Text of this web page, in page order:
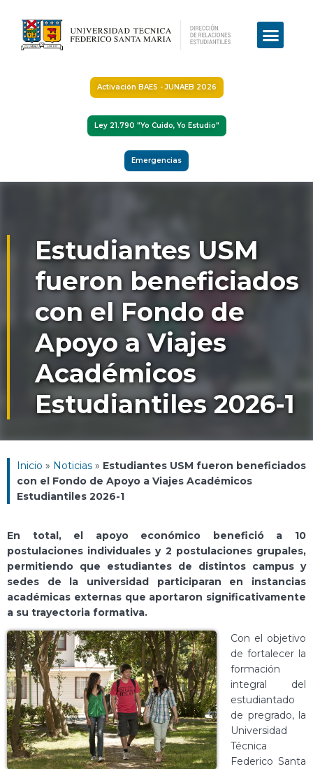
Activación BAES - JUNAEB 2026
Ley 21.790 "Yo Cuido, Yo Estudio"
Emergencias
Estudiantes USM
fueron beneficiados
con el Fondo de
Apoyo a Viajes
Académicos
Estudiantiles 2026-1
Inicio » Noticias » Estudiantes USM fueron beneficiados
con el Fondo de Apoyo a Viajes Académicos
Estudiantiles 2026-1
En total, el apoyo económico benefició a 10
postulaciones individuales y 2 postulaciones grupales,
permitiendo que estudiantes de distintos campus y
sedes de la universidad participaran en instancias
académicas externas que aportaron significativamente
a su trayectoria formativa.
Con el objetivo
de fortalecer la
formación
integral del
estudiantado
de pregrado, la
Universidad
Técnica
Federico Santa